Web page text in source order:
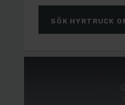
SÖK HYRTRUCK